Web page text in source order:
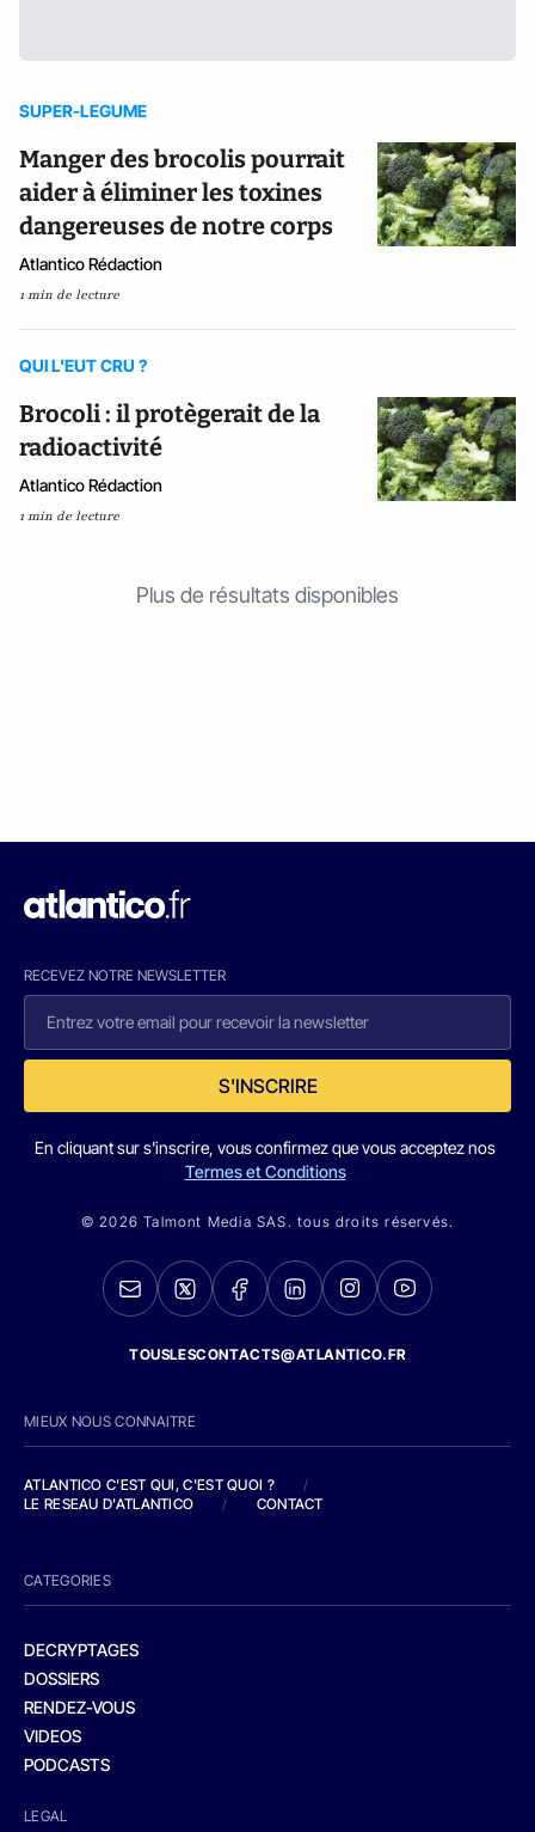
SUPER-LEGUME
Manger des brocolis pourrait
aider à éliminer les toxines
dangereuses de notre corps
Atlantico Rédaction
1 min de lecture
QUI L'EUT CRU ?
Brocoli : il protègerait de la
radioactivité
Atlantico Rédaction
1 min de lecture
Plus de résultats disponibles
RECEVEZ NOTRE NEWSLETTER
S'INSCRIRE
En cliquant sur s'inscrire, vous confirmez que vous acceptez nos
Termes et Conditions
© 2026 Talmont Media SAS. tous droits réservés.
TOUSLESCONTACTS@ATLANTICO.FR
MIEUX NOUS CONNAITRE
ATLANTICO C'EST QUI, C'EST QUOI ?
/
LE RESEAU D'ATLANTICO
/ CONTACT
CATEGORIES
DECRYPTAGES
DOSSIERS
RENDEZ-VOUS
VIDEOS
PODCASTS
LEGAL